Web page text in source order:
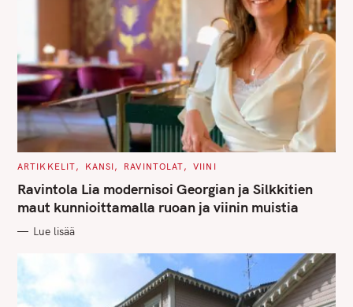
C
T
E
G
O
I
ARTIKKELIT KANSI RAVINTOLAT VIINI
Ravintola Lia modernisoi Georgian ja Silkkitien
maut kunnioittamalla ruoan ja viinin muistia
Lue lisää
c
h
f
o
r
: